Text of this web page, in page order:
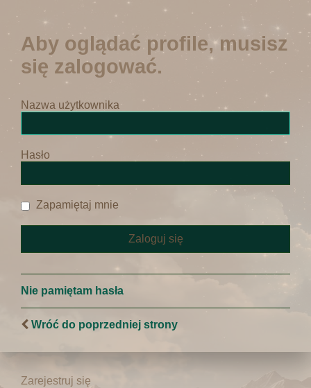
Aby oglądać profile, musisz
się zalogować.
Nazwa użytkownika
Hasło
Zapamiętaj mnie
Nie pamiętam hasła
Wróć do poprzedniej strony
Zarejestruj się